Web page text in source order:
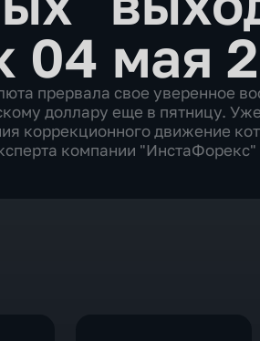
04 мая
прервала свое уверенное
доллару еще в пятницу.
коррекционного движение
компании